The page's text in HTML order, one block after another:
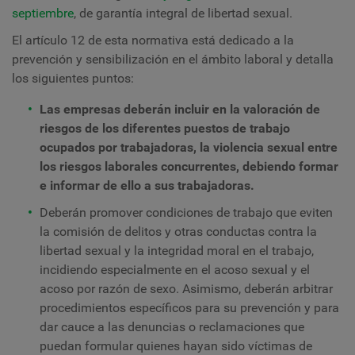
septiembre, de garantía integral de libertad sexual.
El artículo 12 de esta normativa está dedicado a la
prevención y sensibilización en el ámbito laboral y detalla
los siguientes puntos:
Las empresas deberán incluir en la valoración de
riesgos de los diferentes puestos de trabajo
ocupados por trabajadoras, la violencia sexual entre
los riesgos laborales concurrentes, debiendo formar
e informar de ello a sus trabajadoras.
Deberán promover condiciones de trabajo que eviten
la comisión de delitos y otras conductas contra la
libertad sexual y la integridad moral en el trabajo,
incidiendo especialmente en el acoso sexual y el
acoso por razón de sexo. Asimismo, deberán arbitrar
procedimientos específicos para su prevención y para
dar cauce a las denuncias o reclamaciones que
puedan formular quienes hayan sido víctimas de